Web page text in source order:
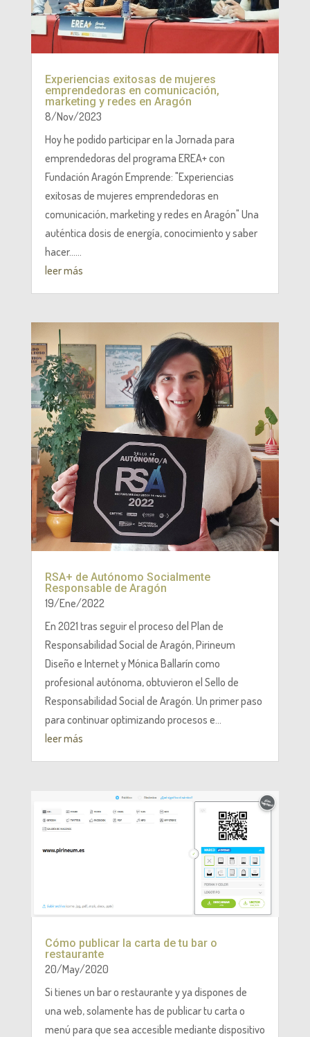
Experiencias exitosas de mujeres
emprendedoras en comunicación,
marketing y redes en Aragón
8/Nov/2023
Hoy he podido participar en la Jornada para
emprendedoras del programa EREA+ con
Fundación Aragón Emprende: "Experiencias
exitosas de mujeres emprendedoras en
comunicación, marketing y redes en Aragón" Una
auténtica dosis de energía, conocimiento y saber
hacer......
leer más
RSA+ de Autónomo Socialmente
Responsable de Aragón
19/Ene/2022
En 2021 tras seguir el proceso del Plan de
Responsabilidad Social de Aragón, Pirineum
Diseño e Internet y Mónica Ballarín como
profesional autónoma, obtuvieron el Sello de
Responsabilidad Social de Aragón. Un primer paso
para continuar optimizando procesos e...
leer más
Cómo publicar la carta de tu bar o
restaurante
20/May/2020
Si tienes un bar o restaurante y ya dispones de
una web, solamente has de publicar tu carta o
menú para que sea accesible mediante dispositivo